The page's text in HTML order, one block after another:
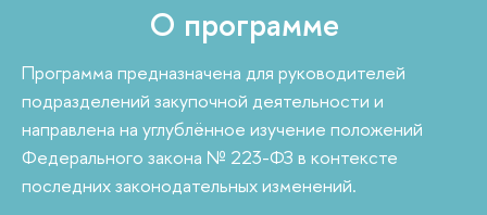
О программе
Программа предназначена для руководителей
подразделений закупочной деятельности и
направлена на углублённое изучение положений
Федерального закона № 223-ФЗ в контексте
последних законодательных изменений.